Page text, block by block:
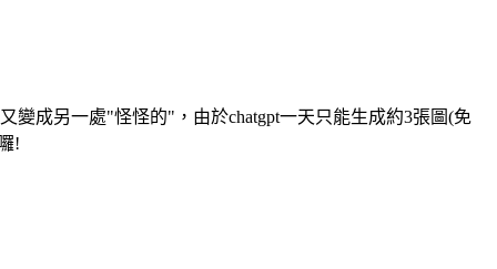
成另一處"怪怪的"，由於chatgpt一天只能生成約3張圖(免
!